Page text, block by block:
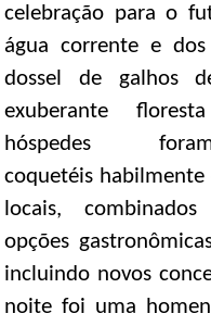
celebração para o
água corrente e
dossel de galhos
exuberante
hóspedes
coquetéis
locais,
opções
incluindo novos
noite foi uma